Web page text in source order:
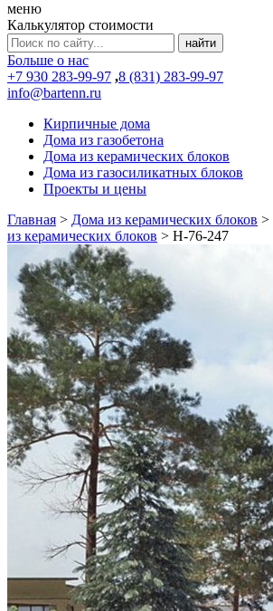
меню
Калькулятор стоимости
Больше о нас
+7 930 283-99-97 ,8 (831) 283-99-97
info@bartenn.ru
Кирпичные дома
Дома из газобетона
Дома из керамических блоков
Дома из газосиликатных блоков
Проекты и цены
Главная > Дома из керамических блоков >
из керамических блоков > Н-76-247